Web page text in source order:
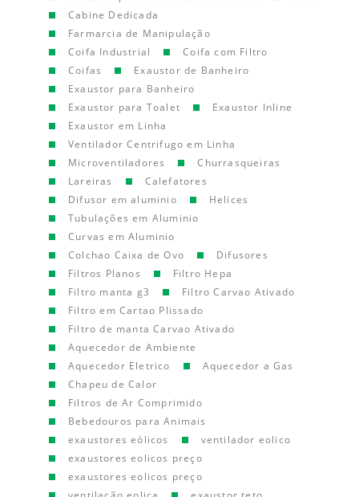
Cabine Dedicada
Farmarcia de Manipulação
Coifa Industrial
Coifa com Filtro
Coifas
Exaustor de Banheiro
Exaustor para Banheiro
Exaustor para Toalet
Exaustor Inline
Exaustor em Linha
Ventilador Centrifugo em Linha
Microventiladores
Churrasqueiras
Lareiras
Calefatores
Difusor em aluminio
Helices
Tubulações em Aluminio
Curvas em Aluminio
Colchao Caixa de Ovo
Difusores
Filtros Planos
Filtro Hepa
Filtro manta g3
Filtro Carvao Ativado
Filtro em Cartao Plissado
Filtro de manta Carvao Ativado
Aquecedor de Ambiente
Aquecedor Eletrico
Aquecedor a Gas
Chapeu de Calor
Filtros de Ar Comprimido
Bebedouros para Animais
exaustores eólicos
ventilador eolico
exaustores eolicos preço
exaustores eolicos preço